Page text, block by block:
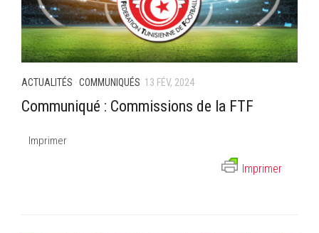
ACTUALITÉS · COMMUNIQUÉS 13 FÉV, 2024
Communiqué : Commissions de la FTF
Imprimer
Imprimer